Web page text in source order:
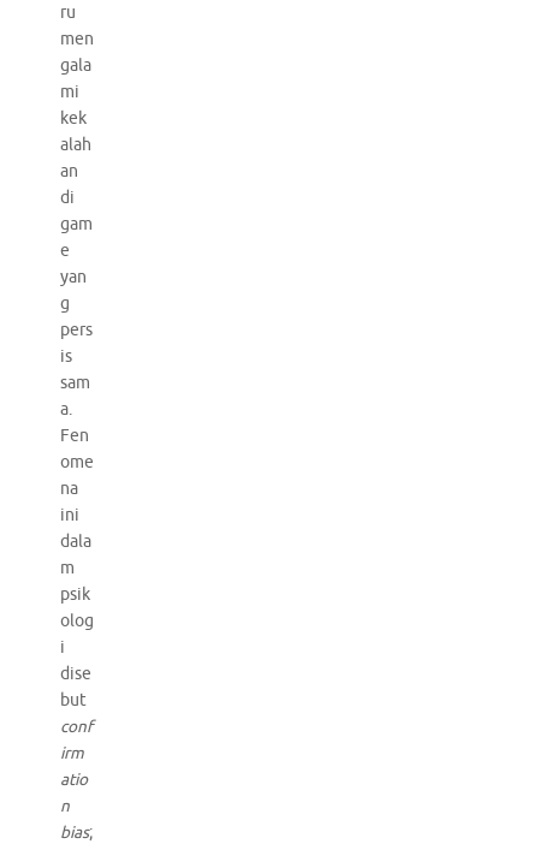
ru
men
gala
mi
kek
alah
an
di
gam
e
yan
g
pers
is
sam
a.
Fen
ome
na
ini
dala
m
psik
olog
i
dise
but
conf
irm
atio
n
bias;